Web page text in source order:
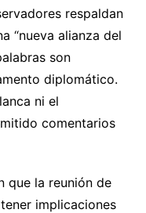
respaldan
“nueva alianza del
son
diplomático.
ni el
comentarios
que la reunión de
implicaciones